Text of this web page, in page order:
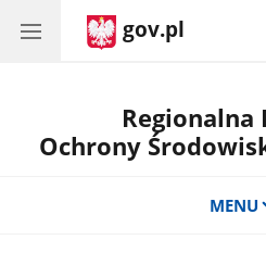
gov.pl
Regionalna
Ochrony
MENU